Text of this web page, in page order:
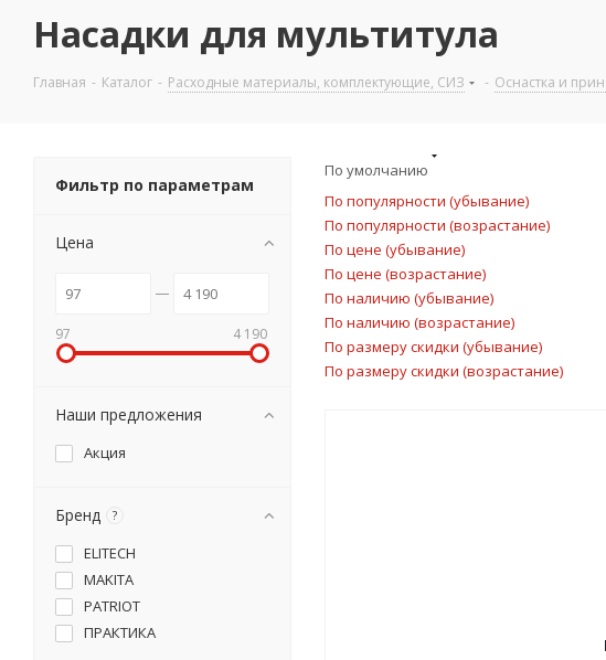
Насадки для мультитула
Главная - Каталог - Расходные материалы, комплектующие, СИЗ - Оснастка и
По умолчанию
По популярности (убывание)
По популярности (возрастание)
По цене (убывание)
По цене (возрастание)
По наличию (убывание)
По наличию (возрастание)
По размеру скидки (убывание)
По размеру скидки (возрастание)
Фильтр по параметрам
Цена
97 4 190
Наши предложения
Акция
Бренд ?
ELITECH
MAKITA
PATRIOT
ПРАКТИКА